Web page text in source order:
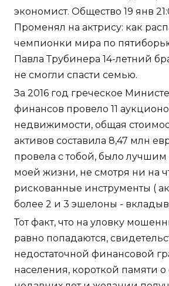
экономист. Общество 19 янв
Променял на актрису: как
чемпионки мира по
Павла Трубинера 14-летний
не смогли спасти семью.
За 2016 год греческое
финансов провело 11
недвижимости, общая
активов составила 8,47 млн
провела с тобой, было
моей жизни, не смотря ни на
рискованные инструменты (
более 2 и 3 эшелоны -
Тот факт, что на уловку
равно попадаются,
недостаточной финансовой
населения, короткой памяти о